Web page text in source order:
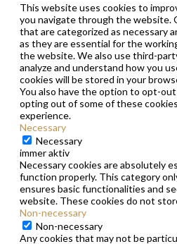
This website uses cookies to
you navigate through the website.
that are categorized as necessary
as they are essential for the
the website. We also use third-
analyze and understand how you
cookies will be stored in your
You also have the option to opt-
opting out of some of these
experience.
Necessary
Necessary
immer aktiv
Necessary cookies are absolutely
function properly. This category
ensures basic functionalities and
website. These cookies do not
Non-necessary
Non-necessary
Any cookies that may not be